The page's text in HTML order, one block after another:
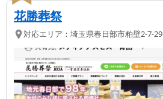
花勝葬祭
対応エリア： 埼玉県春日部市粕壁2-7-29